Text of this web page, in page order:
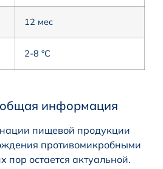
12 мес
2-8 °C
информация
пищевой продукции
противомикробными
пор остается актуальной.